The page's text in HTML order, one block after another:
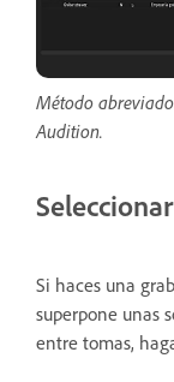
Método
Audition.
Si haces una
superpone unas
entre tomas,